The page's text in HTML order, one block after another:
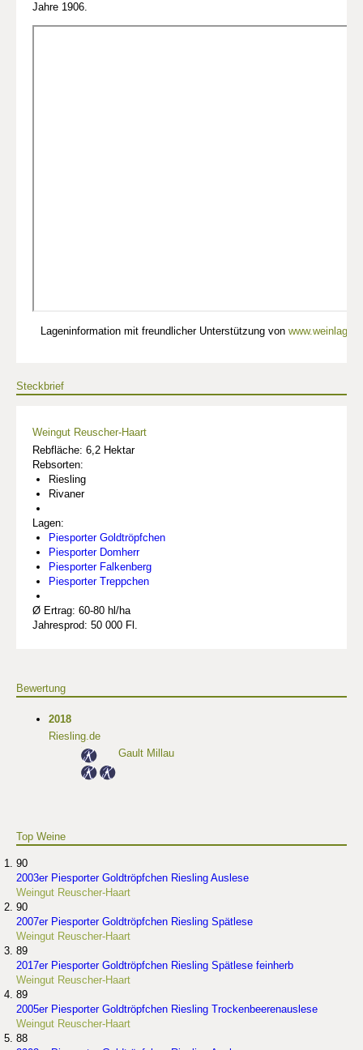
Jahre 1906.
Lageninformation mit freundlicher Unterstützung von
Steckbrief
Weingut Reuscher-Haart
Rebfläche: 6,2 Hektar
Rebsorten:
Riesling
Rivaner
Lagen:
Piesporter Goldtröpfchen
Piesporter Domherr
Piesporter Falkenberg
Piesporter Treppchen
Ø Ertrag: 60-80 hl/ha
Jahresprod: 50 000 Fl.
Bewertung
2018
Riesling.de
Gault Millau
Top Weine
90
2003er Piesporter Goldtröpfchen Riesling Auslese
Weingut Reuscher-Haart
90
2007er Piesporter Goldtröpfchen Riesling Spätlese
Weingut Reuscher-Haart
89
2017er Piesporter Goldtröpfchen Riesling Spätlese feinherb
Weingut Reuscher-Haart
89
2005er Piesporter Goldtröpfchen Riesling Trockenbeerenauslese
Weingut Reuscher-Haart
88